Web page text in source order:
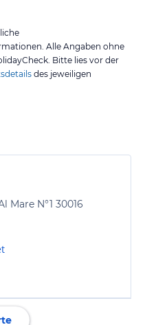
Alle Angaben ohne
Bitte lies vor der
des jeweiligen
Mare N°1 30016